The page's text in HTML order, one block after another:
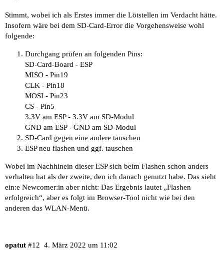
Stimmt, wobei ich als Erstes immer die Lötstellen im Verdacht hätte.
Insofern wäre bei dem SD-Card-Error die Vorgehensweise wohl
folgende:
Durchgang prüfen an folgenden Pins:
SD-Card-Board - ESP
MISO - Pin19
CLK - Pin18
MOSI - Pin23
CS - Pin5
3.3V am ESP - 3.3V am SD-Modul
GND am ESP - GND am SD-Modul
SD-Card gegen eine andere tauschen
ESP neu flashen und ggf. tauschen
Wobei im Nachhinein dieser ESP sich beim Flashen schon anders
verhalten hat als der zweite, den ich danach genutzt habe. Das sieht
ein:e Newcomer:in aber nicht: Das Ergebnis lautet „Flashen
erfolgreich“, aber es folgt im Browser-Tool nicht wie bei den
anderen das WLAN-Menü.
opatut 4. März 2022 um 11:02
#12